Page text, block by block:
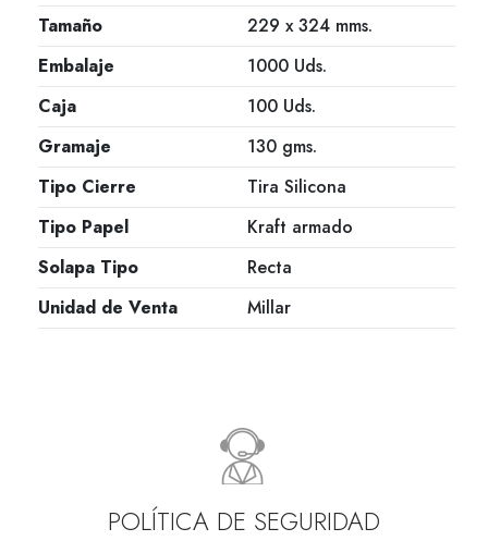
Tamaño
229 x 324 mms.
Embalaje
1000 Uds.
Caja
100 Uds.
Gramaje
130 gms.
Tipo Cierre
Tira Silicona
Tipo Papel
Kraft armado
Solapa Tipo
Recta
Unidad de Venta
Millar
POLÍTICA DE SEGURIDAD